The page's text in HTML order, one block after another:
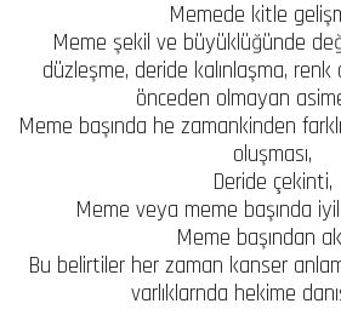
Memede kitle
Meme şekil ve büyüklüğünde
düzleşme, deride kalınlaşma, renk
önceden olmayan
Meme başında he zamankinden
oluşması,
Deride çekinti,
Meme veya meme başında
Meme başından
Bu belirtiler her zaman kanser
varlıklarnda hekime